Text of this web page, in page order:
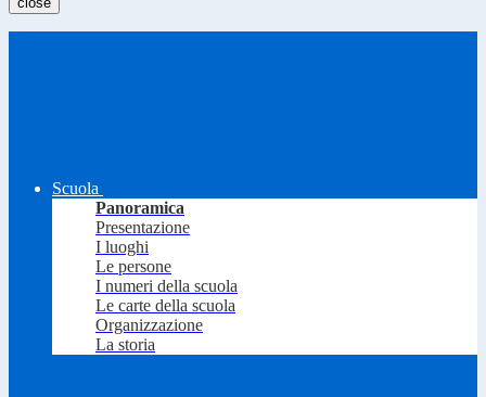
Scuola
Panoramica
Presentazione
I luoghi
Le persone
I numeri della scuola
Le carte della scuola
Organizzazione
La storia